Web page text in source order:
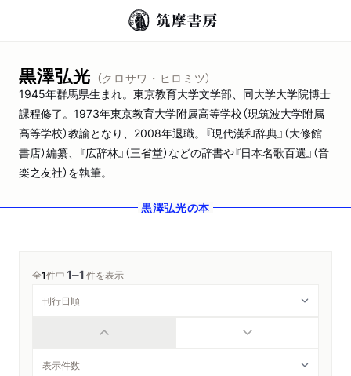
黒澤弘光 （クロサワ・ヒロミツ）
1945年群馬県生まれ。東京教育大学文学部、同大学大学院博士
課程修了。1973年東京教育大学附属高等学校（現筑波大学附属
高等学校）教諭となり、2008年退職。『現代漢和辞典』（大修館
書店）編纂、『広辞林』（三省堂）などの辞書や『日本名歌百選』（音
楽之友社）を執筆。
黒澤弘光の本
全1件中1─1件を表示